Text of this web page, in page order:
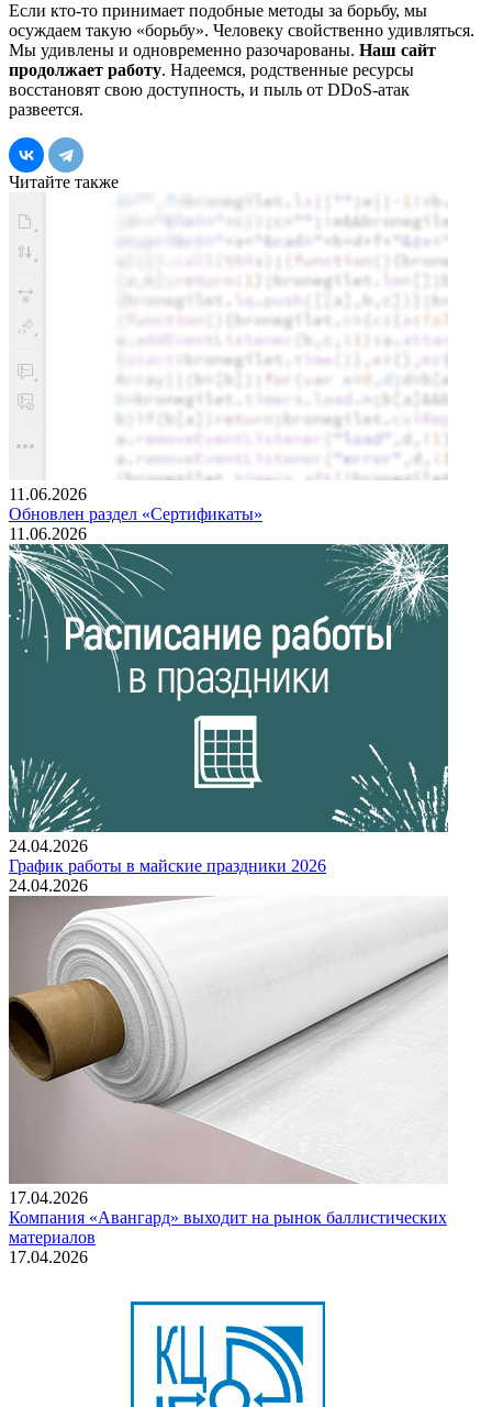
Если кто-то принимает подобные методы за борьбу, мы
осуждаем такую «борьбу». Человеку свойственно удивляться.
Мы удивлены и одновременно разочарованы. Наш сайт
продолжает работу. Надеемся, родственные ресурсы
восстановят свою доступность, и пыль от DDoS-атак
развеется.
Читайте также
11.06.2026
Обновлен раздел «Сертификаты»
11.06.2026
24.04.2026
График работы в майские праздники 2026
24.04.2026
17.04.2026
Компания «Авангард» выходит на рынок баллистических
материалов
17.04.2026